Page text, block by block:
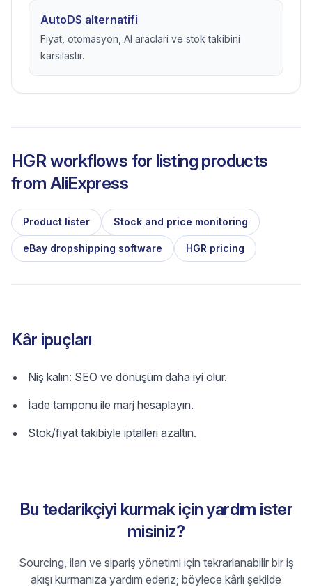
AutoDS alternatifi
Fiyat, otomasyon, AI araclari ve stok takibini
karsilastir.
HGR workflows for listing products
from AliExpress
Product lister Stock and price monitoring
eBay dropshipping software HGR pricing
Kâr ipuçları
Niş kalın: SEO ve dönüşüm daha iyi olur.
İade tamponu ile marj hesaplayın.
Stok/fiyat takibiyle iptalleri azaltın.
Bu tedarikçiyi kurmak için yardım ister
misiniz?
Sourcing, ilan ve sipariş yönetimi için tekrarlanabilir bir iş
akışı kurmanıza yardım ederiz; böylece kârlı şekilde